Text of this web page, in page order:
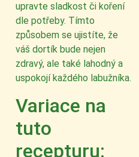
upravte sladkost či koření
dle potřeby. Tímto
způsobem se ujistíte, že
váš dortík bude nejen
zdravý, ale také lahodný a
uspokojí každého labužníka.
Variace na
tuto
recepturu: